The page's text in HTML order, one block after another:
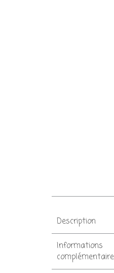
Description
Informations